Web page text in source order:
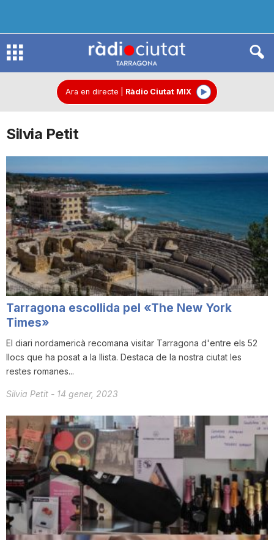
R
d
o
C
i
u
t
d
Ara en directe Ràdio Ciutat MIX
Silvia Petit
Tarragona escollida pel «The New York
Times»
El diari nordamericà recomana visitar Tarragona d'entre els 52
llocs que ha posat a la llista. Destaca de la nostra ciutat les
restes romanes...
Silvia Petit - 14 gener, 2023